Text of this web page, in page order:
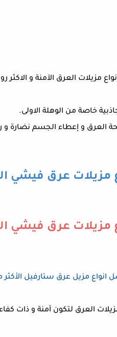
العرق الآمنة و الاكثر
خاصة من الوهلة الاولى.
العرق و إعطاء الجسم نضارة و
مزيلات عرق فيشي
مزيلات عرق فيشي
مزيل عرق ستارفيل الأكثر
العرق لتكون آمنة و ذات كفاءة